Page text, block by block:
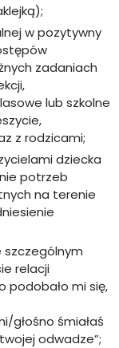
w pozytywny
zadaniach
lub szkolne
z rodzicami;
dziecka
potrzeb
na terenie
szczególnym
relacji
podobało mi się,
głośno śmiałaś
odwadze”;